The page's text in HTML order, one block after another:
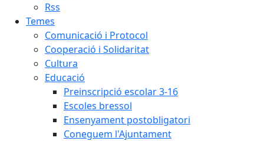
Rss
Temes
Comunicació i Protocol
Cooperació i Solidaritat
Cultura
Educació
Preinscripció escolar 3-16
Escoles bressol
Ensenyament postobligatori
Coneguem l'Ajuntament